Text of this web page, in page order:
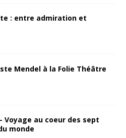
: entre admiration et
Mendel à la Folie Théâtre
Voyage au coeur des sept
monde